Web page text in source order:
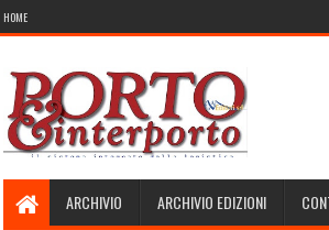
HOME
ARCHIVIO ARCHIVIO EDIZIONI